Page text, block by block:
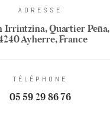
ADRESSE
Irrintzina, Quartier Peña,
Ayherre, France
TÉLÉPHONE
05 59 29 86 76